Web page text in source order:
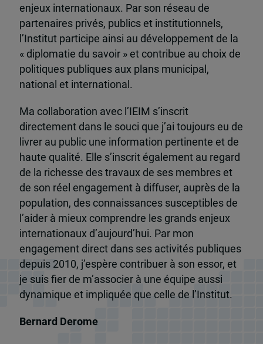
enjeux internationaux. Par son réseau de
partenaires privés, publics et institutionnels,
l’Institut participe ainsi au développement de la
« diplomatie du savoir » et contribue au choix de
politiques publiques aux plans municipal,
national et international.
Ma collaboration avec l’IEIM s’inscrit
directement dans le souci que j’ai toujours eu de
livrer au public une information pertinente et de
haute qualité. Elle s’inscrit également au regard
de la richesse des travaux de ses membres et
de son réel engagement à diffuser, auprès de la
population, des connaissances susceptibles de
l’aider à mieux comprendre les grands enjeux
internationaux d’aujourd’hui. Par mon
engagement direct dans ses activités publiques
depuis 2010, j’espère contribuer à son essor, et
je suis fier de m’associer à une équipe aussi
dynamique et impliquée que celle de l’Institut.
Bernard Derome